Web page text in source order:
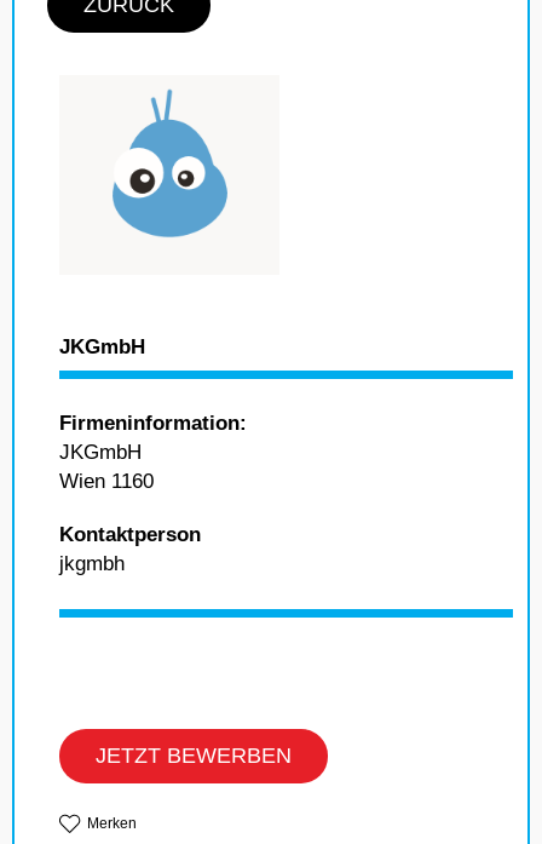
ZURÜCK
JKGmbH
Firmeninformation:
JKGmbH
Wien 1160
Kontaktperson
jkgmbh
JETZT BEWERBEN
Merken